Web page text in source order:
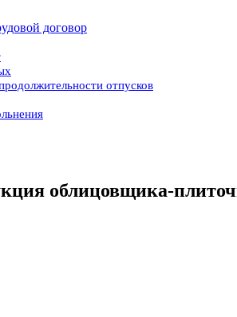
договор
отпусков
облицовщика-